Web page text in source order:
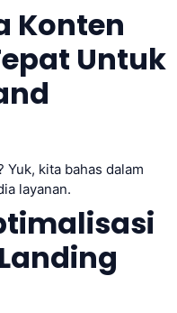
Konten
Untuk
kita bahas dalam
layanan.